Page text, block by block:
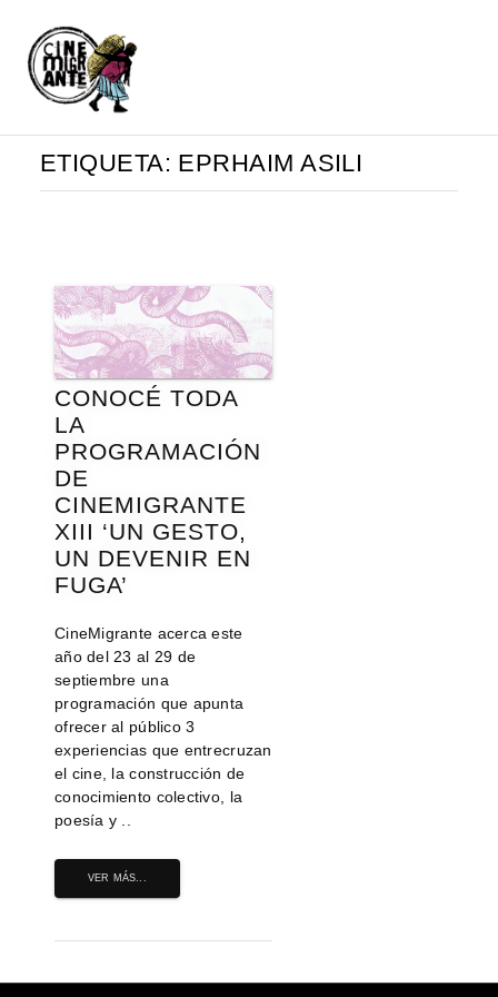
ETIQUETA: EPRHAIM ASILI
CONOCÉ TODA
LA
PROGRAMACIÓN
DE
CINEMIGRANTE
XIII ‘UN GESTO,
UN DEVENIR EN
FUGA’
CineMigrante acerca este
año del 23 al 29 de
septiembre una
programación que apunta
ofrecer al público 3
experiencias que entrecruzan
el cine, la construcción de
conocimiento colectivo, la
poesía y ..
VER MÁS...